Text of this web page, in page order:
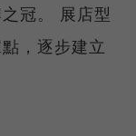
冠。 展店型
，逐步建立